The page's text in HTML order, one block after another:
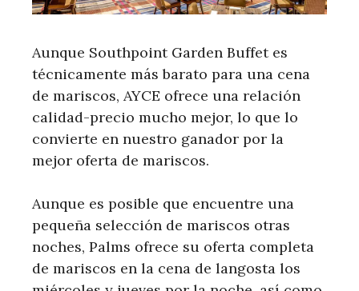
Aunque Southpoint Garden Buffet es
técnicamente más barato para una cena
de mariscos, AYCE ofrece una relación
calidad-precio mucho mejor, lo que lo
convierte en nuestro ganador por la
mejor oferta de mariscos.
Aunque es posible que encuentre una
pequeña selección de mariscos otras
noches, Palms ofrece su oferta completa
de mariscos en la cena de langosta los